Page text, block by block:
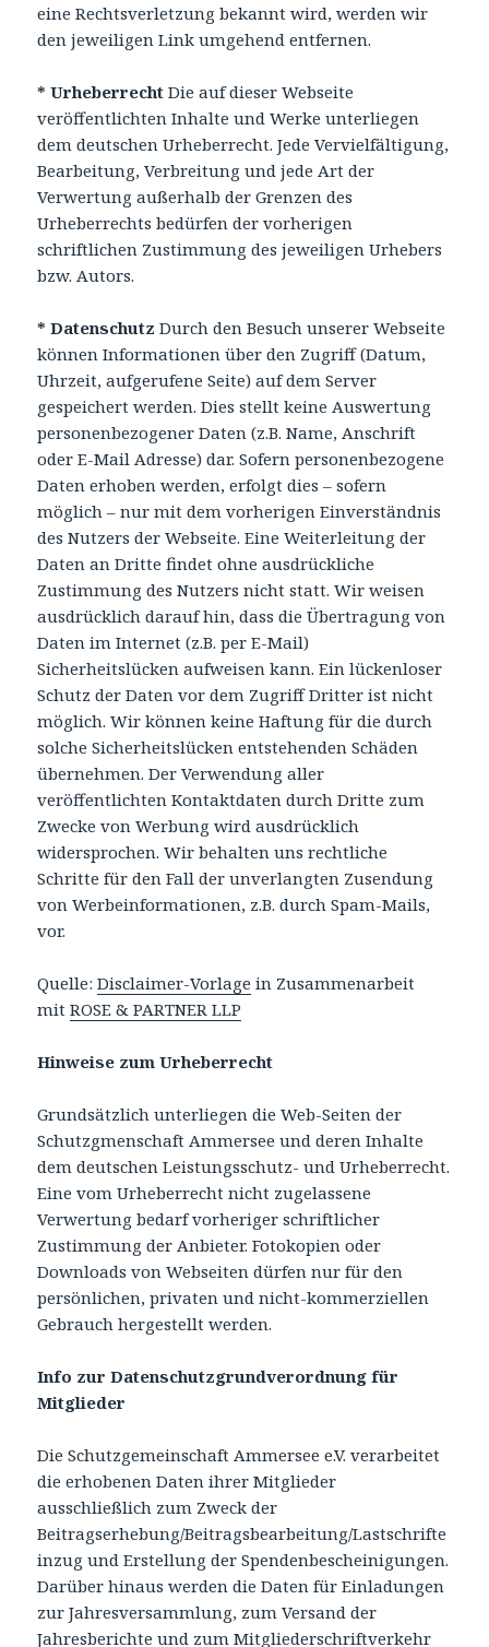
eine Rechtsverletzung bekannt wird, werden wir
den jeweiligen Link umgehend entfernen.
* Urheberrecht Die auf dieser Webseite
veröffentlichten Inhalte und Werke unterliegen
dem deutschen Urheberrecht. Jede Vervielfältigung,
Bearbeitung, Verbreitung und jede Art der
Verwertung außerhalb der Grenzen des
Urheberrechts bedürfen der vorherigen
schriftlichen Zustimmung des jeweiligen Urhebers
bzw. Autors.
* Datenschutz Durch den Besuch unserer Webseite
können Informationen über den Zugriff (Datum,
Uhrzeit, aufgerufene Seite) auf dem Server
gespeichert werden. Dies stellt keine Auswertung
personenbezogener Daten (z.B. Name, Anschrift
oder E-Mail Adresse) dar. Sofern personenbezogene
Daten erhoben werden, erfolgt dies – sofern
möglich – nur mit dem vorherigen Einverständnis
des Nutzers der Webseite. Eine Weiterleitung der
Daten an Dritte findet ohne ausdrückliche
Zustimmung des Nutzers nicht statt. Wir weisen
ausdrücklich darauf hin, dass die Übertragung von
Daten im Internet (z.B. per E-Mail)
Sicherheitslücken aufweisen kann. Ein lückenloser
Schutz der Daten vor dem Zugriff Dritter ist nicht
möglich. Wir können keine Haftung für die durch
solche Sicherheitslücken entstehenden Schäden
übernehmen. Der Verwendung aller
veröffentlichten Kontaktdaten durch Dritte zum
Zwecke von Werbung wird ausdrücklich
widersprochen. Wir behalten uns rechtliche
Schritte für den Fall der unverlangten Zusendung
von Werbeinformationen, z.B. durch Spam-Mails,
vor.
Quelle:Disclaimer-Vorlage in Zusammenarbeit
mitROSE & PARTNER LLP
Hinweise zum Urheberrecht
Grundsätzlich unterliegen die Web-Seiten der
Schutzgmenschaft Ammersee und deren Inhalte
dem deutschen Leistungsschutz- und Urheberrecht.
Eine vom Urheberrecht nicht zugelassene
Verwertung bedarf vorheriger schriftlicher
Zustimmung der Anbieter. Fotokopien oder
Downloads von Webseiten dürfen nur für den
persönlichen, privaten und nicht-kommerziellen
Gebrauch hergestellt werden.
Info zur Datenschutzgrundverordnung für
Mitglieder
Die Schutzgemeinschaft Ammersee e.V. verarbeitet
die erhobenen Daten ihrer Mitglieder
ausschließlich zum Zweck der
Beitragserhebung/Beitragsbearbeitung/Lastschrifte
inzug und Erstellung der Spendenbescheinigungen.
Darüber hinaus werden die Daten für Einladungen
zur Jahresversammlung, zum Versand der
Jahresberichte und zum Mitgliederschriftverkehr